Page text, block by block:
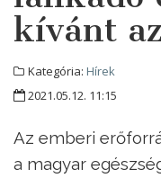
kívánt
Kategória: Hírek
2021.05.12. 11:15
Az emberi
a magyar